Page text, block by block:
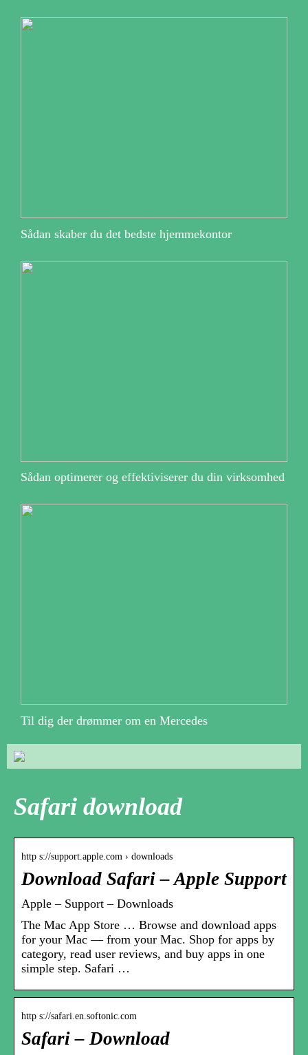
Sådan skaber du det bedste hjemmekontor
Sådan optimerer og effektiviserer du din virksomhed
Til dig der drømmer om en Mercedes
Safari download
http s://support.apple.com › downloads
Download Safari – Apple Support
Apple – Support – Downloads
The Mac App Store … Browse and download apps
for your Mac — from your Mac. Shop for apps by
category, read user reviews, and buy apps in one
simple step. Safari …
http s://safari.en.softonic.com
Safari – Download